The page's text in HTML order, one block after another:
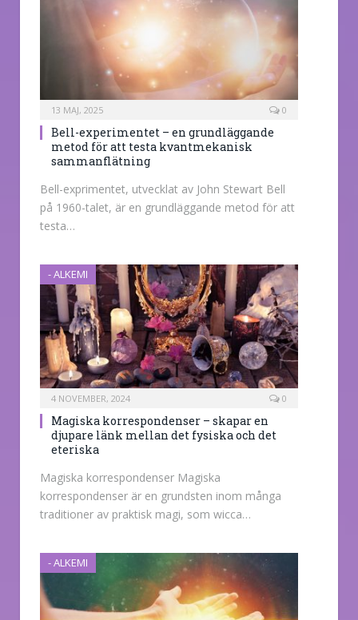
13 MAJ, 2025 0
Bell-experimentet – en grundläggande
metod för att testa kvantmekanisk
sammanflätning
Bell-exprimentet, utvecklat av John Stewart Bell
på 1960-talet, är en grundläggande metod för att
testa…
- ALKEMI
4 NOVEMBER, 2024 0
Magiska korrespondenser – skapar en
djupare länk mellan det fysiska och det
eteriska
Magiska korrespondenser Magiska
korrespondenser är en grundsten inom många
traditioner av praktisk magi, som wicca…
- ALKEMI